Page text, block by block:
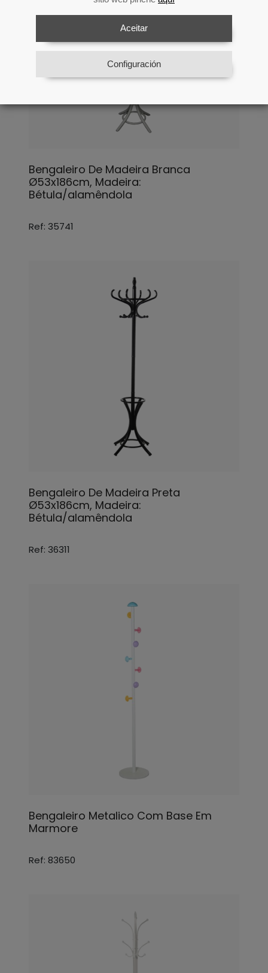
Aceitar
Configuración
Bengaleiro De Madeira Branca
Ø53x186cm, Madeira:
Bétula/alamêndola
Ref: 35741
Bengaleiro De Madeira Preta
Ø53x186cm, Madeira:
Bétula/alamêndola
Ref: 36311
Bengaleiro Metalico Com Base Em
Marmore
Ref: 83650